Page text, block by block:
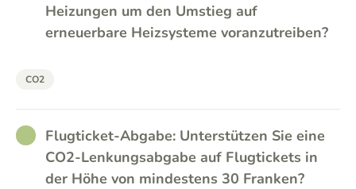
Heizungen um den Umstieg auf
erneuerbare Heizsysteme voranzutreiben?
CO2
RATHER_GOOD
Flugticket-Abgabe: Unterstützen Sie eine
CO2-Lenkungsabgabe auf Flugtickets in
der Höhe von mindestens 30 Franken?